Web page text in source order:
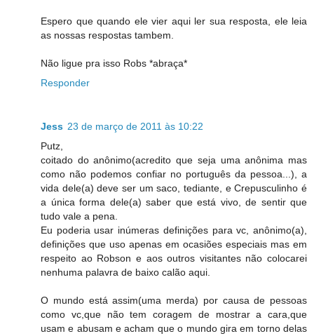
Espero que quando ele vier aqui ler sua resposta, ele leia
as nossas respostas tambem.
Não ligue pra isso Robs *abraça*
Responder
Jess 23 de março de 2011 às 10:22
Putz,
coitado do anônimo(acredito que seja uma anônima mas
como não podemos confiar no português da pessoa...), a
vida dele(a) deve ser um saco, tediante, e Crepusculinho é
a única forma dele(a) saber que está vivo, de sentir que
tudo vale a pena.
Eu poderia usar inúmeras definições para vc, anônimo(a),
definições que uso apenas em ocasiões especiais mas em
respeito ao Robson e aos outros visitantes não colocarei
nenhuma palavra de baixo calão aqui.
O mundo está assim(uma merda) por causa de pessoas
como vc,que não tem coragem de mostrar a cara,que
usam e abusam e acham que o mundo gira em torno delas